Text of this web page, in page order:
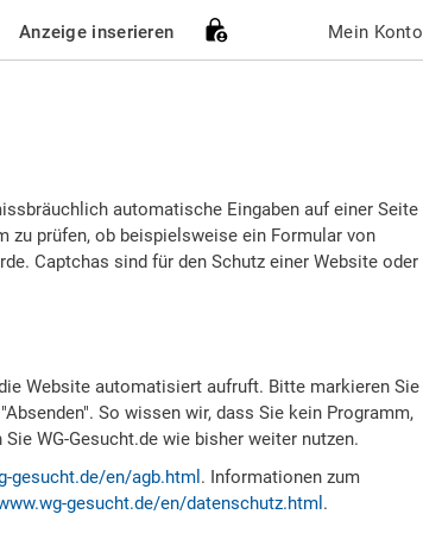
Anzeige inserieren Mein Konto
automatische Eingaben auf einer Seite
zu prüfen, ob beispielsweise ein Formular von
Captchas sind für den Schutz einer Website oder
Website automatisiert aufruft. Bitte markieren Sie
So wissen wir, dass Sie kein Programm,
WG-Gesucht.de wie bisher weiter nutzen.
gesucht.de/en/agb.html . Informationen zum
gesucht.de/en/datenschutz.html .